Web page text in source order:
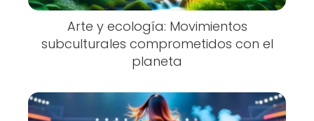
Arte y ecología: Movimientos
subculturales comprometidos con el
planeta